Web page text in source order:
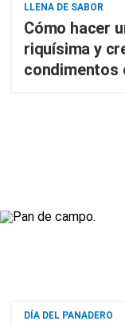
LLENA DE SABOR
Cómo hacer
riquísima y
condimentos
DÍA DEL PANADERO